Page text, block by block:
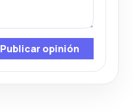
Publicar opinión